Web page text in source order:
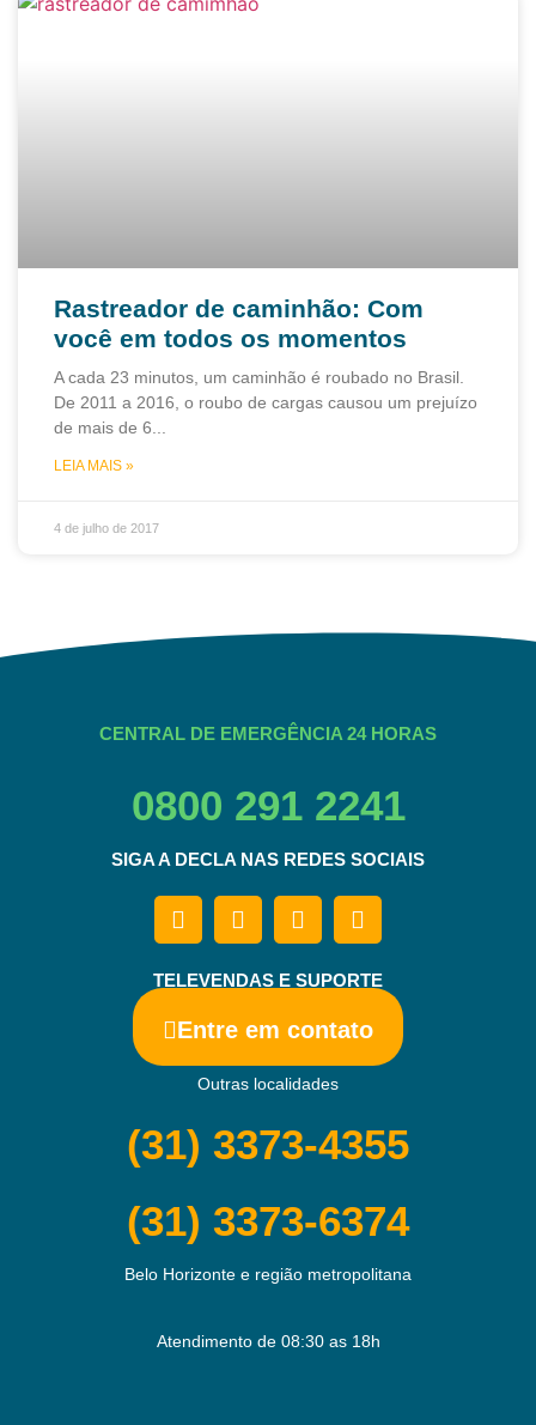
Rastreador de caminhão: Com
você em todos os momentos
A cada 23 minutos, um caminhão é roubado no Brasil.
De 2011 a 2016, o roubo de cargas causou um prejuízo
de mais de 6
LEIA MAIS »
4 de julho de 2017
CENTRAL DE EMERGÊNCIA 24 HORAS
0800 291 2241
SIGA A DECLA NAS REDES SOCIAIS
TELEVENDAS E SUPORTE
Entre em contato
Outras localidades
(31) 3373-4355
(31) 3373-6374
Belo Horizonte e região metropolitana
Atendimento de 08:30 as 18h